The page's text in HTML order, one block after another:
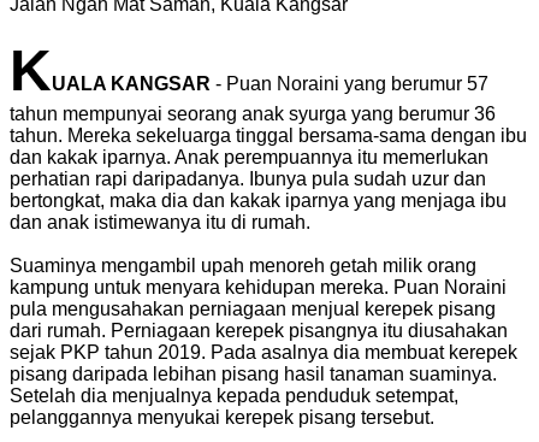
Jalan Ngah Mat Saman, Kuala Kangsar
KUALA KANGSAR - Puan Noraini yang berumur 57
tahun mempunyai seorang anak syurga yang berumur 36
tahun. Mereka sekeluarga tinggal bersama-sama dengan ibu
dan kakak iparnya. Anak perempuannya itu memerlukan
perhatian rapi daripadanya. Ibunya pula sudah uzur dan
bertongkat, maka dia dan kakak iparnya yang menjaga ibu
dan anak istimewanya itu di rumah.
Suaminya mengambil upah menoreh getah milik orang
kampung untuk menyara kehidupan mereka. Puan Noraini
pula mengusahakan perniagaan menjual kerepek pisang
dari rumah. Perniagaan kerepek pisangnya itu diusahakan
sejak PKP tahun 2019. Pada asalnya dia membuat kerepek
pisang daripada lebihan pisang hasil tanaman suaminya.
Setelah dia menjualnya kepada penduduk setempat,
pelanggannya menyukai kerepek pisang tersebut.